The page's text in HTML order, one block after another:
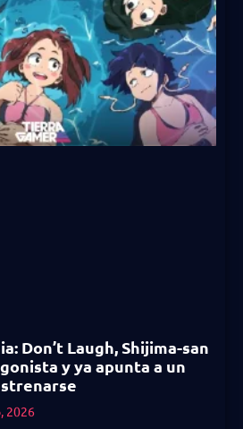
Don’t Laugh, Shijima-san
y ya apunta a un
2026